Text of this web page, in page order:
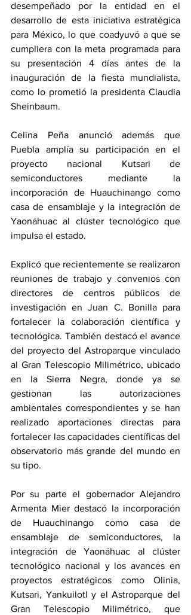
desempeñado por la entidad en el
desarrollo de esta iniciativa estratégica
para México, lo que coadyuvó a que se
cumpliera con la meta programada para
su presentación 4 días antes de la
inauguración de la fiesta mundialista,
como lo prometió la presidenta Claudia
Sheinbaum.
Celina Peña anunció además que
Puebla amplía su participación en el
proyecto nacional Kutsari de
semiconductores mediante la
incorporación de Huauchinango como
casa de ensamblaje y la integración de
Yaonáhuac al clúster tecnológico que
impulsa el estado.
Explicó que recientemente se realizaron
reuniones de trabajo y convenios con
directores de centros públicos de
investigación en Juan C. Bonilla para
fortalecer la colaboración científica y
tecnológica. También destacó el avance
del proyecto del Astroparque vinculado
al Gran Telescopio Milimétrico, ubicado
en la Sierra Negra, donde ya se
gestionan las autorizaciones
ambientales correspondientes y se han
realizado aportaciones directas para
fortalecer las capacidades científicas del
observatorio más grande del mundo en
su tipo.
Por su parte el gobernador Alejandro
Armenta Mier destacó la incorporación
de Huauchinango como casa de
ensamblaje de semiconductores, la
integración de Yaonáhuac al clúster
tecnológico nacional y los avances en
proyectos estratégicos como Olinia,
Kutsari, Yankuilotl y el Astroparque del
Gran Telescopio Milimétrico, que